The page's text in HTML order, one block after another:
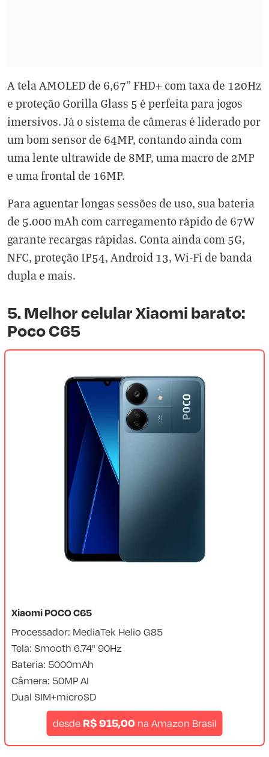
A tela AMOLED de 6,67" FHD+ com taxa de 120Hz
e proteção Gorilla Glass 5 é perfeita para jogos
imersivos. Já o sistema de câmeras é liderado por
um bom sensor de 64MP, contando ainda com
uma lente ultrawide de 8MP, uma macro de 2MP
e uma frontal de 16MP.
Para aguentar longas sessões de uso, sua bateria
de 5.000 mAh com carregamento rápido de 67W
garante recargas rápidas. Conta ainda com 5G,
NFC, proteção IP54, Android 13, Wi-Fi de banda
dupla e mais.
5. Melhor celular Xiaomi barato:
Poco C65
Xiaomi POCO C65
Processador: MediaTek Helio G85
Tela: Smooth 6.74" 90Hz
Bateria: 5000mAh
Câmera: 50MP AI
Dual SIM+microSD
desde R$ 915,00na Amazon Brasil